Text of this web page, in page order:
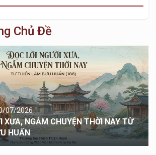
Chủ Đề
07/2026
XƯA, NGẪM CHUYỆN THỜI NAY TỪ
HUẤN